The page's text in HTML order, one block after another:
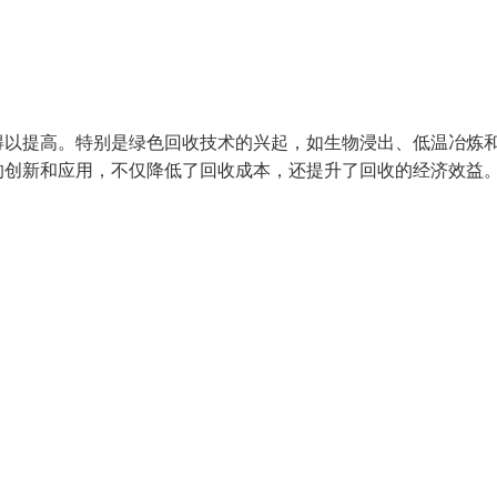
提高。特别是绿色回收技术的兴起，如生物浸出、低温冶炼
新和应用，不仅降低了回收成本，还提升了回收的经济效益